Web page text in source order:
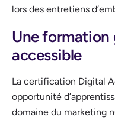
lors des entretiens
Une
accessible
La certification Digital
opportunité
domaine du marketing